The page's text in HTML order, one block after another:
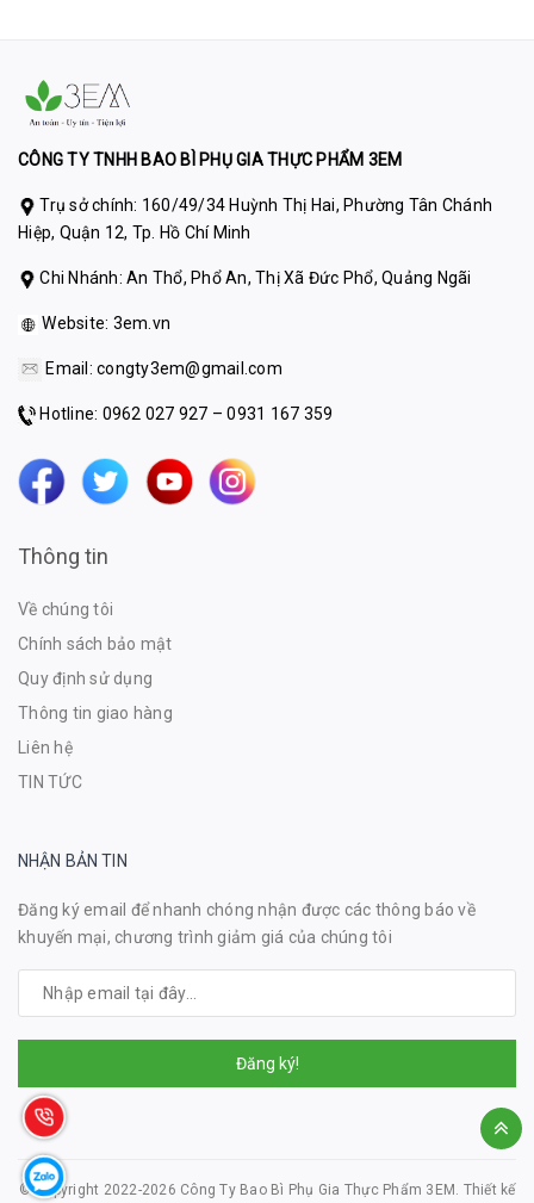
CÔNG TY TNHH BAO BÌ PHỤ GIA THỰC PHẨM 3EM
Trụ sở chính: 160/49/34 Huỳnh Thị Hai, Phường Tân Chánh
Hiệp, Quận 12, Tp. Hồ Chí Minh
Chi Nhánh: An Thổ, Phổ An, Thị Xã Đức Phổ, Quảng Ngãi
Website: 3em.vn
Email: congty3em@gmail.com
Hotline: 0962 027 927 – 0931 167 359
Thông tin
Về chúng tôi
Chính sách bảo mật
Quy định sử dụng
Thông tin giao hàng
Liên hệ
TIN TỨC
NHẬN BẢN TIN
Đăng ký email để nhanh chóng nhận được các thông báo về
khuyến mại, chương trình giảm giá của chúng tôi
Đăng ký!
© Copyright 2022-2026 Công Ty Bao Bì Phụ Gia Thực Phẩm 3EM. Thiết kế